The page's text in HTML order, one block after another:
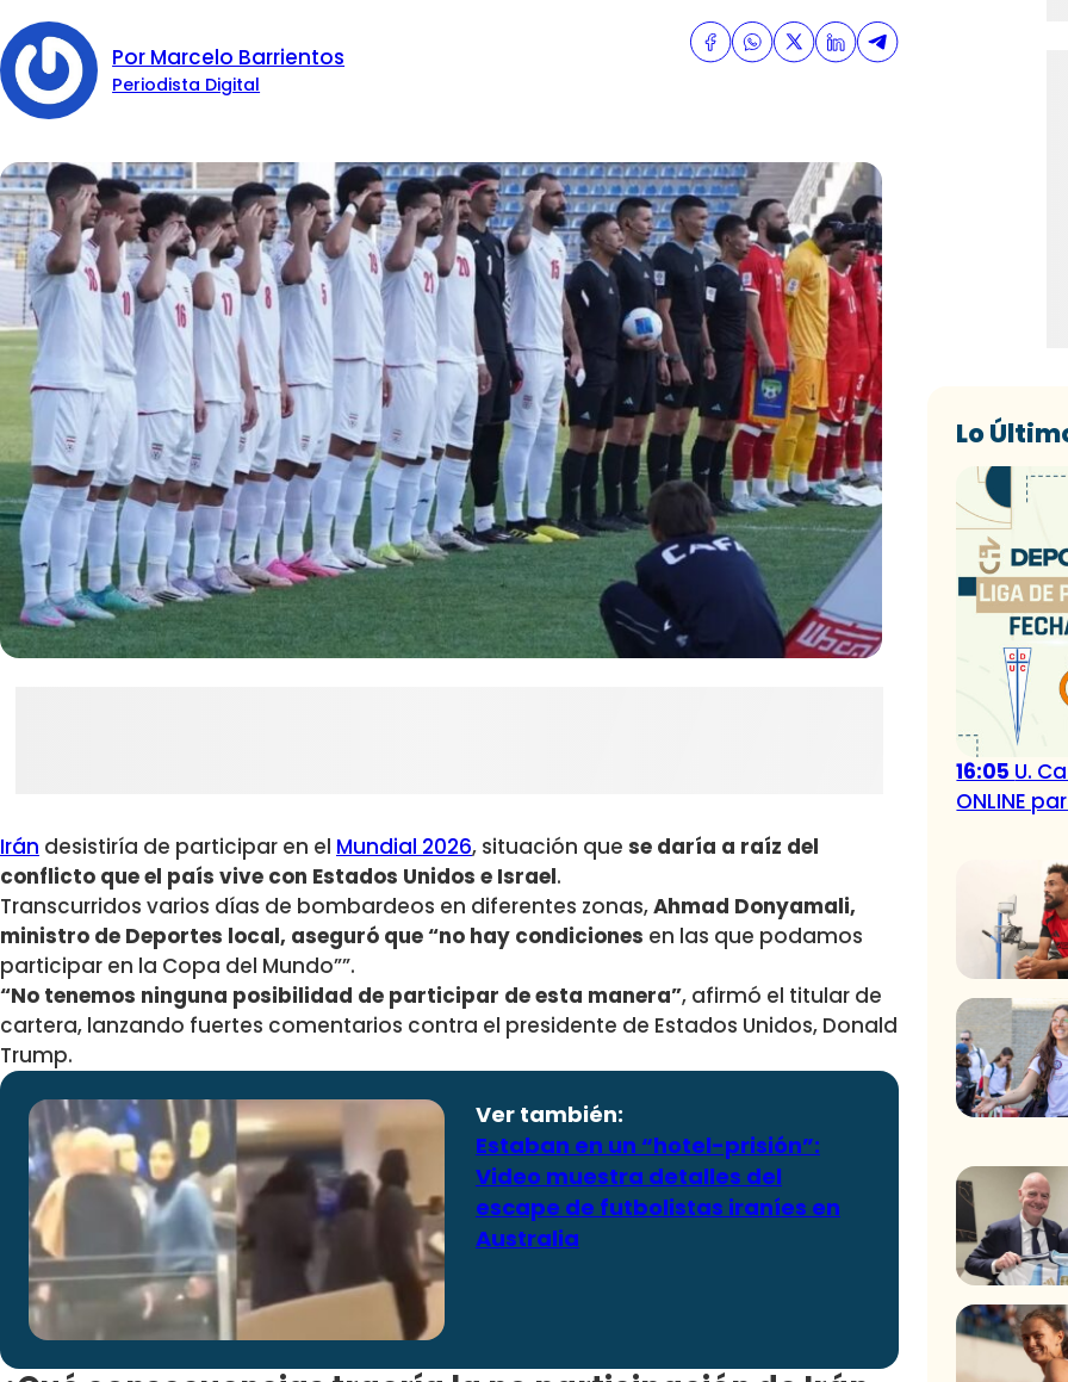
Por Marcelo Barrientos
Periodista Digital
Irán desistiría de participar en el Mundial 2026, situación que se daría a raíz del
conflicto que el país vive con Estados Unidos e Israel.
Transcurridos varios días de bombardeos en diferentes zonas,Ahmad Donyamali,
ministro de Deportes local, aseguró que “no hay condiciones en las que podamos
participar en la Copa del Mundo””.
“No tenemos ninguna posibilidad de participar de esta manera”, afirmó el titular de
cartera, lanzando fuertes comentarios contra el presidente de Estados Unidos, Donald
Trump.
Ver también:
Estaban en un “hotel-prisión”:
Video muestra detalles del
escape de futbolistas iraníes en
Australia
Lo
16:05 U.
ONLINE